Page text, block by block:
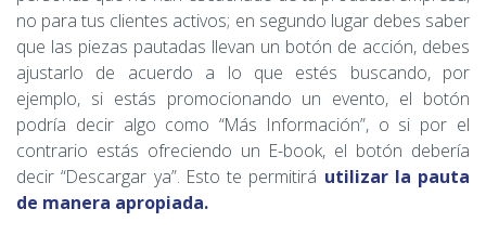
no para tus clientes activos; en segundo lugar debes saber
que las piezas pautadas llevan un botón de acción, debes
ajustarlo de acuerdo a lo que estés buscando, por
ejemplo, si estás promocionando un evento, el botón
podría decir algo como “Más Información”, o si por el
contrario estás ofreciendo un E-book, el botón debería
decir “Descargar ya”. Esto te permitirá utilizar la pauta
de manera apropiada.